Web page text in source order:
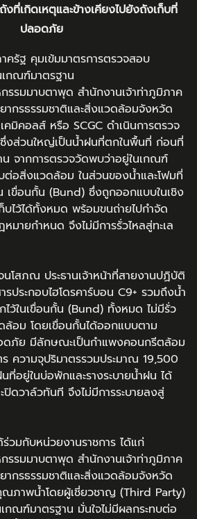
งที่เกิดเหตุและข้างเคียงไปยังถังเก็บที่
ปลอดภัย
ครัฐ คุมเข้มมาตรการตรวจสอบ
กณฑ์มาตรฐาน
รรมมาบตาพุด สำนักงานเจ้าท่าภูมิภาค
ากรธรรมชาติและสิ่งแวดล้อมจังหวัด
คมิคอลส์ หรือ SCGC ดำเนินการตรวจ
ส่วนใหญ่เป็นน้ำฝนที่ตกในพื้นที่ ก่อนที่
น จากการตรวจวัดพบว่าอยู่ในเกณฑ์
ต่อสิ่งแวดล้อม ในส่วนของน้ำและโฟมที่
เขื่อนกั้น (Bund) ซึ่งถูกออกแบบในเชิง
บไว้ได้ทั้งหมด พร้อมขนถ่ายไปกำจัด
ายกำหนด จึงไม่มีการรั่วไหลสู่ทะเล
สภณ ประธานเจ้าหน้าที่สายงานปฏิบัติ
รประกอบไฮโดรคาร์บอน C9+ รวมถึงน้ำ
ไว้ในเขื่อนกั้น (Bund) ทั้งหมด ไม่มีรั่ว
ล้อม โดยเขื่อนกั้นได้ออกแบบตาม
ดภัย มีลักษณะเป็นกำแพงคอนกรีตล้อม
ความจุปริมาตรรวมประมาณ 19,500
ที่อยู่ในบ่อพักและรางระบายน้ำฝน ได้
ปิดวาล์วทันที จึงไม่มีการระบายลงสู่
กับหน่วยงานราชการ ได้แก่
รรมมาบตาพุด สำนักงานเจ้าท่าภูมิภาค
ากรธรรมชาติและสิ่งแวดล้อมจังหวัด
ภาพน้ำโดยผู้เชี่ยวชาญ (Third Party)
ณฑ์มาตรฐาน มั่นใจไม่มีผลกระทบต่อ